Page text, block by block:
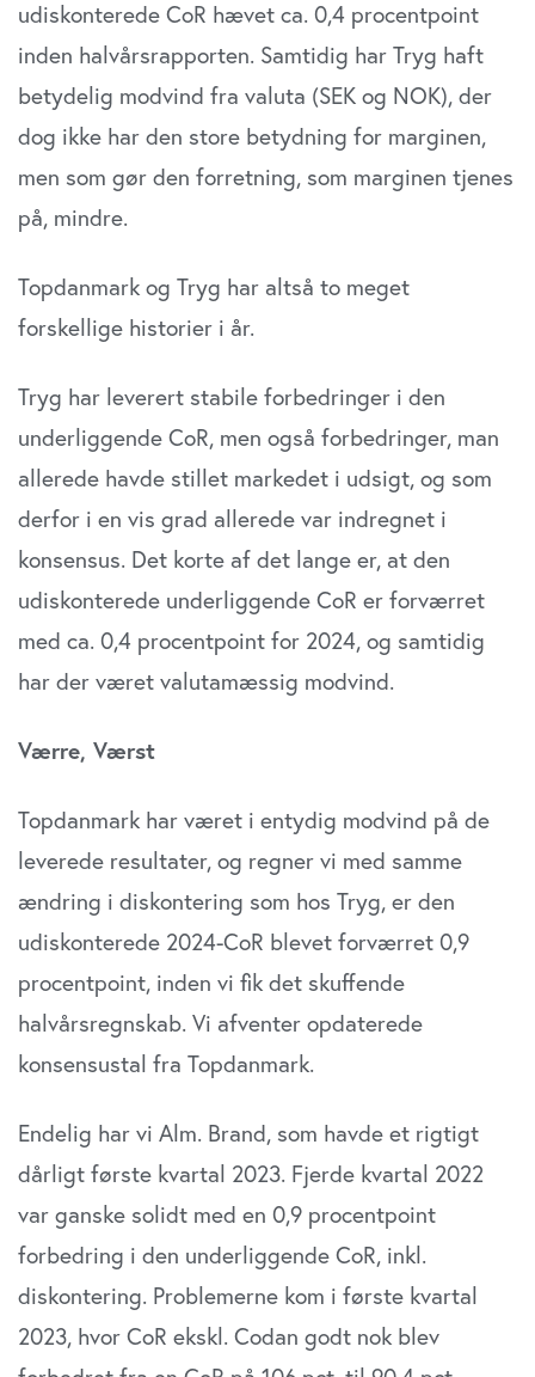
udiskonterede CoR hævet ca. 0,4 procentpoint
inden halvårsrapporten. Samtidig har Tryg haft
betydelig mod­vind fra valuta (SEK og NOK), der
dog ikke har den store betydning for marginen,
men som gør den forretning, som marginen tjenes
på, mindre.
Topdanmark og Tryg har altså to meget
forskellige hi­storier i år.
Tryg har leverert stabile forbedringer i den
underlig­gende CoR, men også forbedringer, man
allerede havde stillet markedet i udsigt, og som
derfor i en vis grad allere­de var indregnet i
konsensus. Det korte af det lange er, at den
udiskonterede underliggende CoR er forværret
med ca. 0,4 procentpoint for 2024, og samtidig
har der været valutamæssig modvind.
Værre, Værst
Topdanmark har været i entydig modvind på de
leverede re­sultater, og regner vi med samme
ændring i diskontering som hos Tryg, er den
udiskonterede 2024-CoR blevet forværret 0,9
procentpoint, inden vi fik det skuffende
halvårsregnskab. Vi afventer opdaterede
konsensustal fra Topdanmark.
Endelig har vi Alm. Brand, som havde et rigtigt
dårligt første kvartal 2023. Fjerde kvartal 2022
var ganske solidt med en 0,9 procentpoint
forbedring i den underliggende CoR, inkl.
diskontering. Problemerne kom i første kvartal
2023, hvor CoR ekskl. Codan godt nok blev